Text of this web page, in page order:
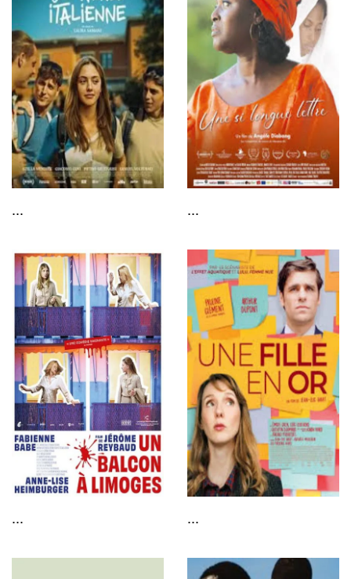
... ...
... ...